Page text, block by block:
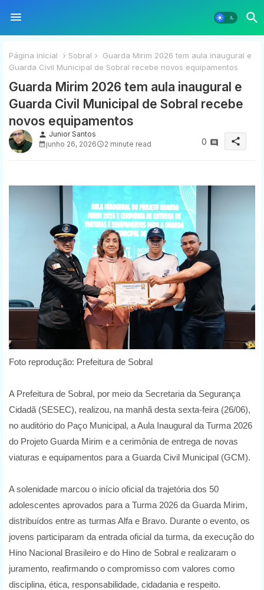
Página inicial Sobral
Guarda Mirim 2026 tem aula inaugural e
Guarda Civil Municipal de Sobral recebe novos equipamentos
Guarda Mirim 2026 tem aula inaugural e
Guarda Civil Municipal de Sobral recebe
novos equipamentos
person Junior Santos
junho 26, 2026
2 minute read 0 share
Foto reprodução: Prefeitura de Sobral
A Prefeitura de Sobral, por meio da Secretaria da Segurança
Cidadã (SESEC), realizou, na manhã desta sexta-feira (26/06),
no auditório do Paço Municipal, a Aula Inaugural da Turma 2026
do Projeto Guarda Mirim e a cerimônia de entrega de novas
viaturas e equipamentos para a Guarda Civil Municipal (GCM).
A solenidade marcou o início oficial da trajetória dos 50
adolescentes aprovados para a Turma 2026 da Guarda Mirim,
distribuídos entre as turmas Alfa e Bravo. Durante o evento, os
jovens participaram da entrada oficial da turma, da execução do
Hino Nacional Brasileiro e do Hino de Sobral e realizaram o
juramento, reafirmando o compromisso com valores como
disciplina, ética, responsabilidade, cidadania e respeito.